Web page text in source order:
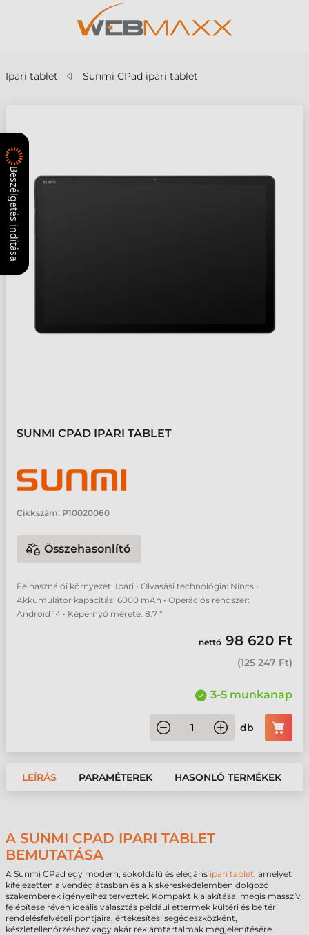
Ipari tablet Sunmi CPad ipari tablet
SUNMI CPAD IPARI TABLET
Cikkszám: P10020060
Összehasonlító
Felhasználói környezet: Ipari • Olvasási technológia: Nincs •
Akkumulátor kapacitás: 6000 mAh • Operációs rendszer:
Android 14 • Képernyő mérete: 8.7 "
nettó 98 620 Ft
(125 247 Ft)
3-5 munkanap
db
LEÍRÁS PARAMÉTEREK HASONLÓ TERMÉKEK
A SUNMI CPAD IPARI TABLET
BEMUTATÁSA
A Sunmi CPad egy modern, sokoldalú és elegáns ipari tablet, amelyet
kifejezetten a vendéglátásban és a kiskereskedelemben dolgozó
szakemberek igényeihez terveztek. Kompakt kialakítása, mégis masszív
felépítése révén ideális választás például éttermek kültéri és beltéri
rendelésfelvételi pontjaira, értékesítési segédeszközként,
készletellenőrzéshez vagy akár reklámtartalmak megjelenítésére.
Beszélgetés indítása